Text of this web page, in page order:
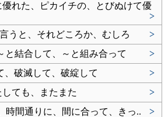
優れた、ピカイチの、とびぬけて優
>
うと、それどころか、むしろ
>
と結合して、～と組み合って
>
、破滅して、破綻して
>
ても、またまた
>
時間通りに、間に合って、きっ..
>